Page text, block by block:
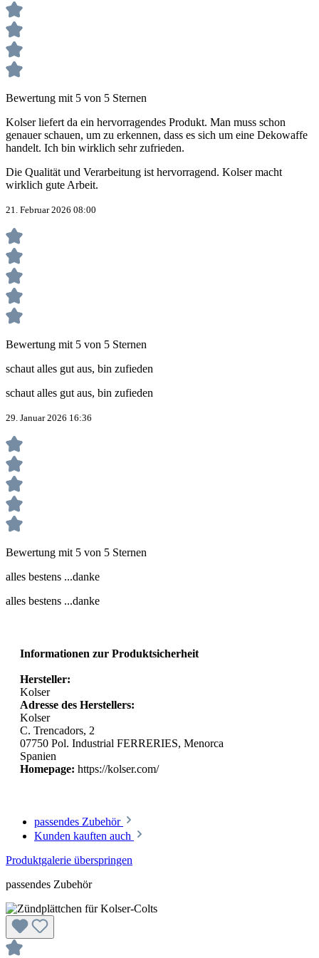
Bewertung mit 5 von 5 Sternen
Kolser liefert da ein hervorragendes Produkt. Man muss schon
genauer schauen, um zu erkennen, dass es sich um eine Dekowaffe
handelt. Ich bin wirklich sehr zufrieden.
Die Qualität und Verarbeitung ist hervorragend. Kolser macht
wirklich gute Arbeit.
21. Februar 2026 08:00
Bewertung mit 5 von 5 Sternen
schaut alles gut aus, bin zufieden
schaut alles gut aus, bin zufieden
29. Januar 2026 16:36
Bewertung mit 5 von 5 Sternen
alles bestens ...danke
alles bestens ...danke
Informationen zur Produktsicherheit
Hersteller:
Kolser
Adresse des Herstellers:
Kolser
C. Trencadors, 2
07750 Pol. Industrial FERRERIES, Menorca
Spanien
Homepage: https://kolser.com/
passendes Zubehör
Kunden kauften auch
Produktgalerie überspringen
passendes Zubehör